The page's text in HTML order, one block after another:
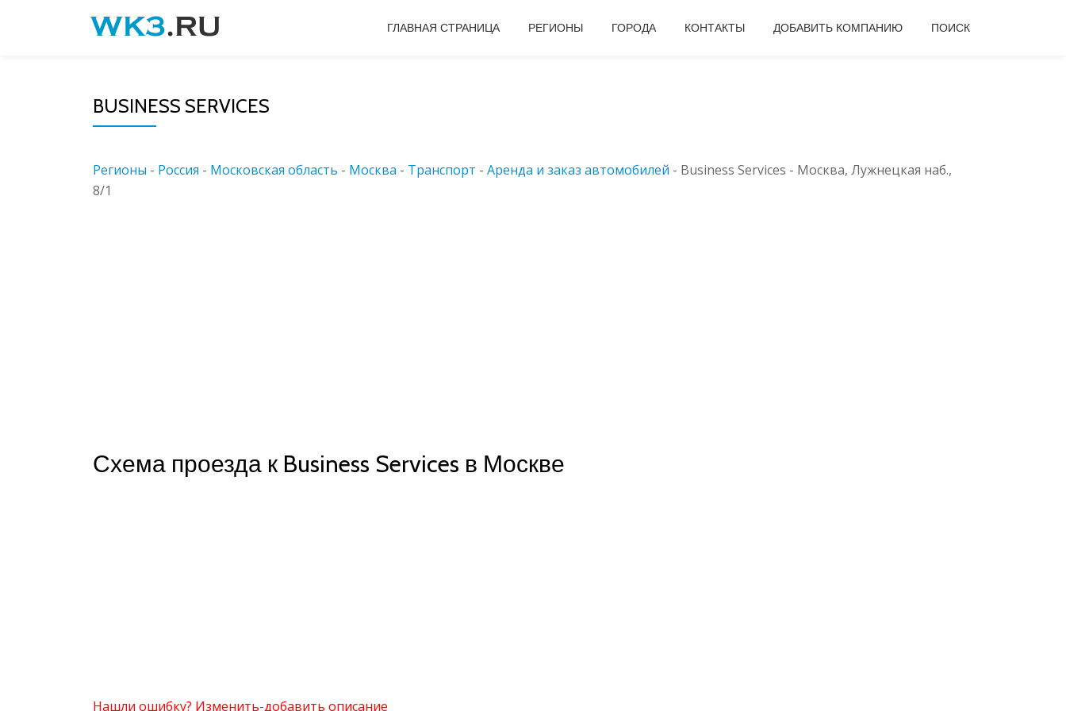
ГЛАВНАЯ СТРАНИЦА РЕГИОНЫ ГОРОДА КОНТАКТЫ ДОБАВИТЬ КОМПАНИЮ ПОИСК
BUSINESS SERVICES
Регионы - Россия - Московская область - Москва - Транспорт - Аренда и заказ автомобилей - Business Services - Москва, Лужнецкая наб.,
8/1
Схема проезда к Business Services в Москве
Нашли ошибку? Изменить-добавить описание